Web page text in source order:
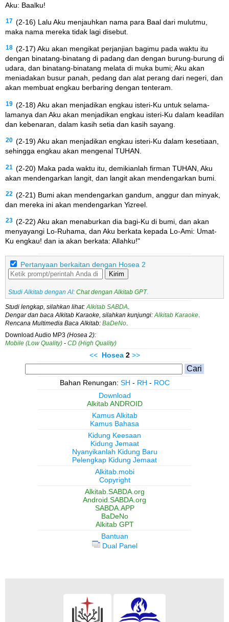
Aku: Baalku!
17 (2-16) Lalu Aku menjauhkan nama para Baal dari mulutmu,
maka nama mereka tidak lagi disebut.
18 (2-17) Aku akan mengikat perjanjian bagimu pada waktu itu
dengan binatang-binatang di padang dan dengan burung-burung di
udara, dan binatang-binatang melata di muka bumi; Aku akan
meniadakan busur panah, pedang dan alat perang dari negeri, dan
akan membuat engkau berbaring dengan tenteram.
19 (2-18) Aku akan menjadikan engkau isteri-Ku untuk selama-
lamanya dan Aku akan menjadikan engkau isteri-Ku dalam keadilan
dan kebenaran, dalam kasih setia dan kasih sayang.
20 (2-19) Aku akan menjadikan engkau isteri-Ku dalam kesetiaan,
sehingga engkau akan mengenal TUHAN.
21 (2-20) Maka pada waktu itu, demikianlah firman TUHAN, Aku
akan mendengarkan langit, dan langit akan mendengarkan bumi.
22 (2-21) Bumi akan mendengarkan gandum, anggur dan minyak,
dan mereka ini akan mendengarkan Yizreel.
23 (2-22) Aku akan menaburkan dia bagi-Ku di bumi, dan akan
menyayangi Lo-Ruhama, dan Aku berkata kepada Lo-Ami: Umat-
Ku engkau! dan ia akan berkata: Allahku!"
Pertanyaan berkaitan dengan Hosea 2
Kirim
Studi Alkitab dengan AI: Chat dengan Alkitab GPT.
Studi lengkap, silahkan lihat: Alkitab SABDA
Dengar dan baca Alkitab Karaoke, silahkan kunjungi: Alkitab Karaoke
Rencana Multimedia Baca Alkitab: BaDeNo
Download Audio MP3 (Hosea 2):
Mobile (Low Quality) - CD (High Quality)
<< Hosea2 >>
Bahan Renungan: SH - RH - ROC
Download
Alkitab ANDROID
Kamus Alkitab
Kamus Bahasa
Kidung Keesaan
Kidung Jemaat
Nyanyikanlah Kidung Baru
Pelengkap Kidung Jemaat
Alkitab.mobi
Copyright
Alkitab.SABDA.org
Android.SABDA.org
SABDA.APP
BaDeNo
Alkitab GPT
Bantuan
Dual Panel